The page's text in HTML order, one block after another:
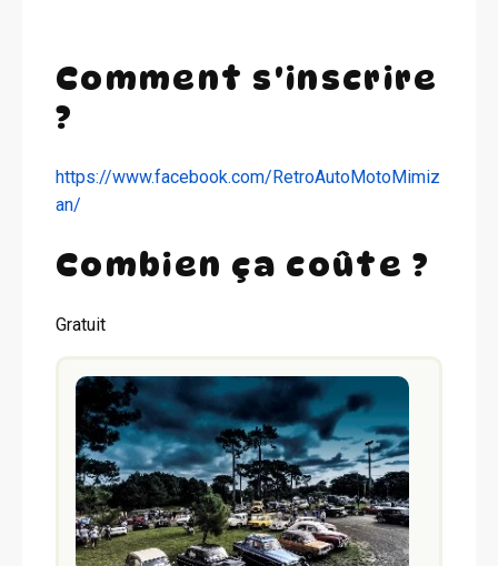
Comment s'inscrire
?
https://www.facebook.com/RetroAutoMotoMimiz
an/
Combien ça coûte ?
Gratuit